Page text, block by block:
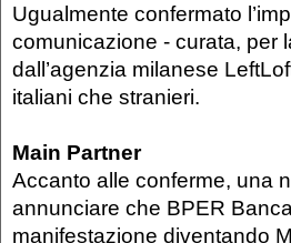
Ugualmente confermato
comunicazione - curata, per
dall’agenzia milanese
italiani che stranieri.
Main Partner
Accanto alle conferme, una
annunciare che BPER
manifestazione diventando